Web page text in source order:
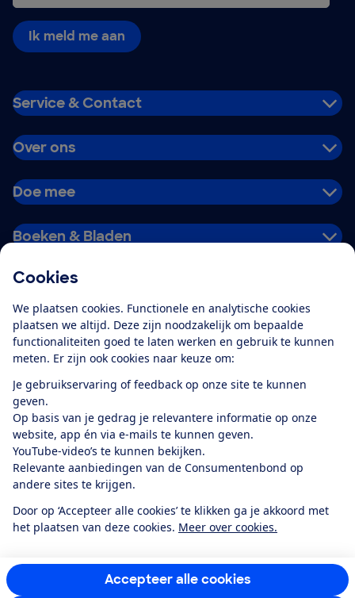
Cookies
We plaatsen cookies. Functionele en analytische cookies
plaatsen we altijd. Deze zijn noodzakelijk om bepaalde
functionaliteiten goed te laten werken en gebruik te kunnen
meten. Er zijn ook cookies naar keuze om:
Je gebruikservaring of feedback op onze site te kunnen
geven.
Op basis van je gedrag je relevantere informatie op onze
website, app én via e-mails te kunnen geven.
YouTube-video’s te kunnen bekijken.
Relevante aanbiedingen van de Consumentenbond op
andere sites te krijgen.
Door op ‘Accepteer alle cookies’ te klikken ga je akkoord met
het plaatsen van deze cookies. Meer over cookies.
Accepteer alle cookies
Ik meld me aan
Service & Contact
Over ons
Doe mee
Boeken & Bladen
Alles over de
app
Algemene Voorwaarden
Privacyverklaring
Cookiebeleid
Privacyvoorkeuren
Toegankelijkheid
RSS-feed nieuws
Facebook
TwitterInstagram
YoutubeLinkedIn
12.901consumentenbeoordelen de Consumentenbondmet gemiddeld